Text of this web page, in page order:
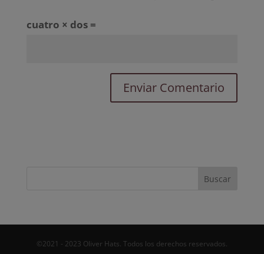
cuatro × dos =
©2021 - 2023 Oliver Hats. Todos los derechos reservados.